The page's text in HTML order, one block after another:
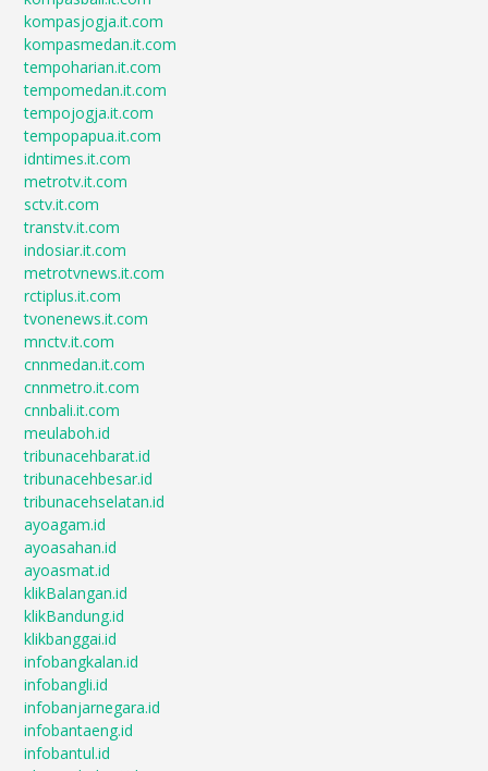
kompasjogja.it.com
kompasmedan.it.com
tempoharian.it.com
tempomedan.it.com
tempojogja.it.com
tempopapua.it.com
idntimes.it.com
metrotv.it.com
sctv.it.com
transtv.it.com
indosiar.it.com
metrotvnews.it.com
rctiplus.it.com
tvonenews.it.com
mnctv.it.com
cnnmedan.it.com
cnnmetro.it.com
cnnbali.it.com
meulaboh.id
tribunacehbarat.id
tribunacehbesar.id
tribunacehselatan.id
ayoagam.id
ayoasahan.id
ayoasmat.id
klikBalangan.id
klikBandung.id
klikbanggai.id
infobangkalan.id
infobangli.id
infobanjarnegara.id
infobantaeng.id
infobantul.id